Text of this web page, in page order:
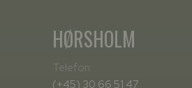
HØRSHOLM
Telefon:
(+45) 30 66 51 47